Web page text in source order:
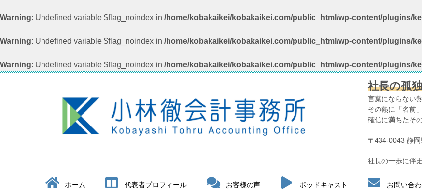
Warning: Undefined variable $flag_noindex in /home/kobakaikei/kobakaikei.com/public_html/wp-content/plugins/
Warning: Undefined variable $flag_noindex in /home/kobakaikei/kobakaikei.com/public_html/wp-content/plugins/
Warning: Undefined variable $flag_noindex in /home/kobakaikei/kobakaikei.com/public_html/wp-content/plugins/
社長の孤
言葉にならない
その熱に「名前
確信に満ちたそ
〒434-0043 静岡
社長の一歩に伴
ホーム 代表者プロフィール お客様の声 ポッドキャスト お問い合